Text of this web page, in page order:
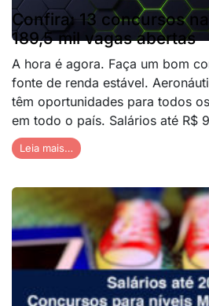
Confira: 13 concursos
189,5 mil vagas abertas
A hora é agora. Faça um bom
fonte de renda estável.
têm oportunidades para todos
em todo o país. Salários até R$
Leia mais…